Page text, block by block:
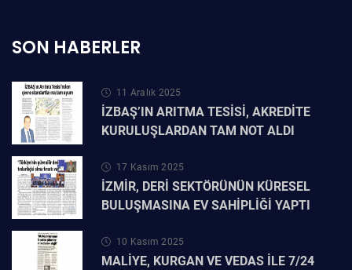
SON HABERLER
11 Aralık 2025
İZBAŞ’IN ARITMA TESİSİ, AKREDİTE
KURULUŞLARDAN TAM NOT ALDI
17 Kasım 2025
İZMİR, DERİ SEKTÖRÜNÜN KÜRESEL
BULUŞMASINA EV SAHİPLİĞİ YAPTI
10 Kasım 2025
MALİYE, KURGAN VE VEDAS İLE 7/24